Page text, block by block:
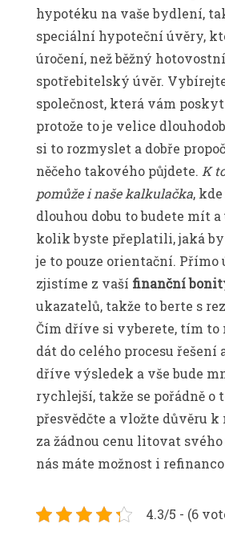
hypotéku na vaše bydlení,
speciální hypoteční úvěry,
úročení, než běžný
spotřebitelský úvěr.
společnost, která vám
protože to je velice
si to rozmyslet a dobře
něčeho takového půjdete. K
pomůže i naše kalkulačka,
dlouhou dobu to budete mít
kolik byste přeplatili, jaká by
je to pouze orientační. Přímo
zjistíme z vaší finanční
ukazatelů, takže to berte s
Čím dříve si vyberete, tím to
dát do celého procesu řešení
dříve výsledek a vše bude
rychlejší, takže se pořádně o
přesvědčte a vložte důvěru k
za žádnou cenu litovat
nás máte možnost i
4.3/5 - (6